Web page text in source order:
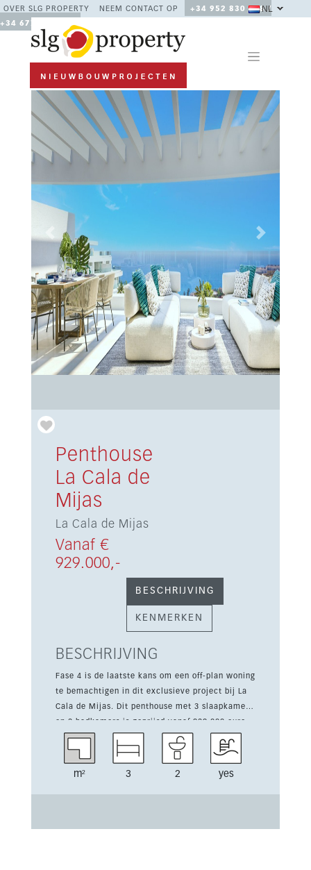
OVER SLG PROPERTY NEEM CONTACT OP
+34 952 830 378 /
+34 677 670 480
NL
Previous Next
Penthouse
La Cala de
Mijas
La Cala de Mijas
Vanaf €
929.000,-
BESCHRIJVING
KENMERKEN
BESCHRIJVING
Fase 4 is de laatste kans om een off-plan woning
te bemachtigen in dit exclusieve project bij La
Cala de Mijas. Dit penthouse met 3 slaapkamers
en 2 badkamers is geprijsd vanaf 929.000 euro,
exclusief 10% btw, en biedt 142 m² bebouwde
oppervlakte plus een terras van 34 m². Het
doucheruimte, woonkamer met eethoek en het
m² 3 2 yes